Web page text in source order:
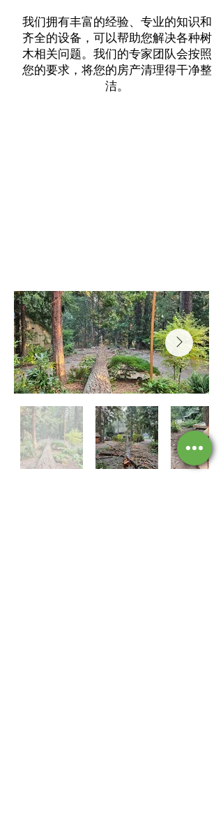
我们拥有丰富的经验、专业的知识和
齐全的设备，可以帮助您解决各种树
木相关问题。我们的专家团队会按照
您的要求，将您的房产清理得干净整
洁。